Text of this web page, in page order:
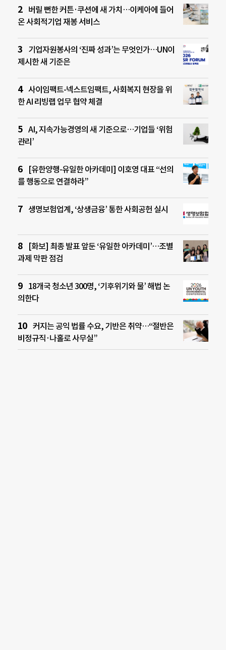
버릴 뻔한 커튼·쿠션에 새 가치…이케아에 들어
온 사회적기업 재봉 서비스
기업자원봉사의 ‘진짜 성과’는 무엇인가…UN이
제시한 새 기준은
사이임팩트-넥스트임팩트, 사회복지 현장을 위
한 AI 리빙랩 업무 협약 체결
AI, 지속가능경영의 새 기준으로…기업들 ‘위험
관리’
[유한양행-유일한 아카데미] 이호영 대표 “선의
를 행동으로 연결하라”
생명보험업계, ‘상생금융’ 통한 사회공헌 실시
[화보] 최종 발표 앞둔 ‘유일한 아카데미’…조별
과제 막판 점검
18개국 청소년 300명, ‘기후위기와 물’ 해법 논
의한다
커지는 공익 법률 수요, 기반은 취약…“절반은
비정규직·나홀로 사무실”